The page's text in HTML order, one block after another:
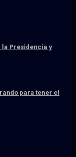
la Presidencia y
para tener el